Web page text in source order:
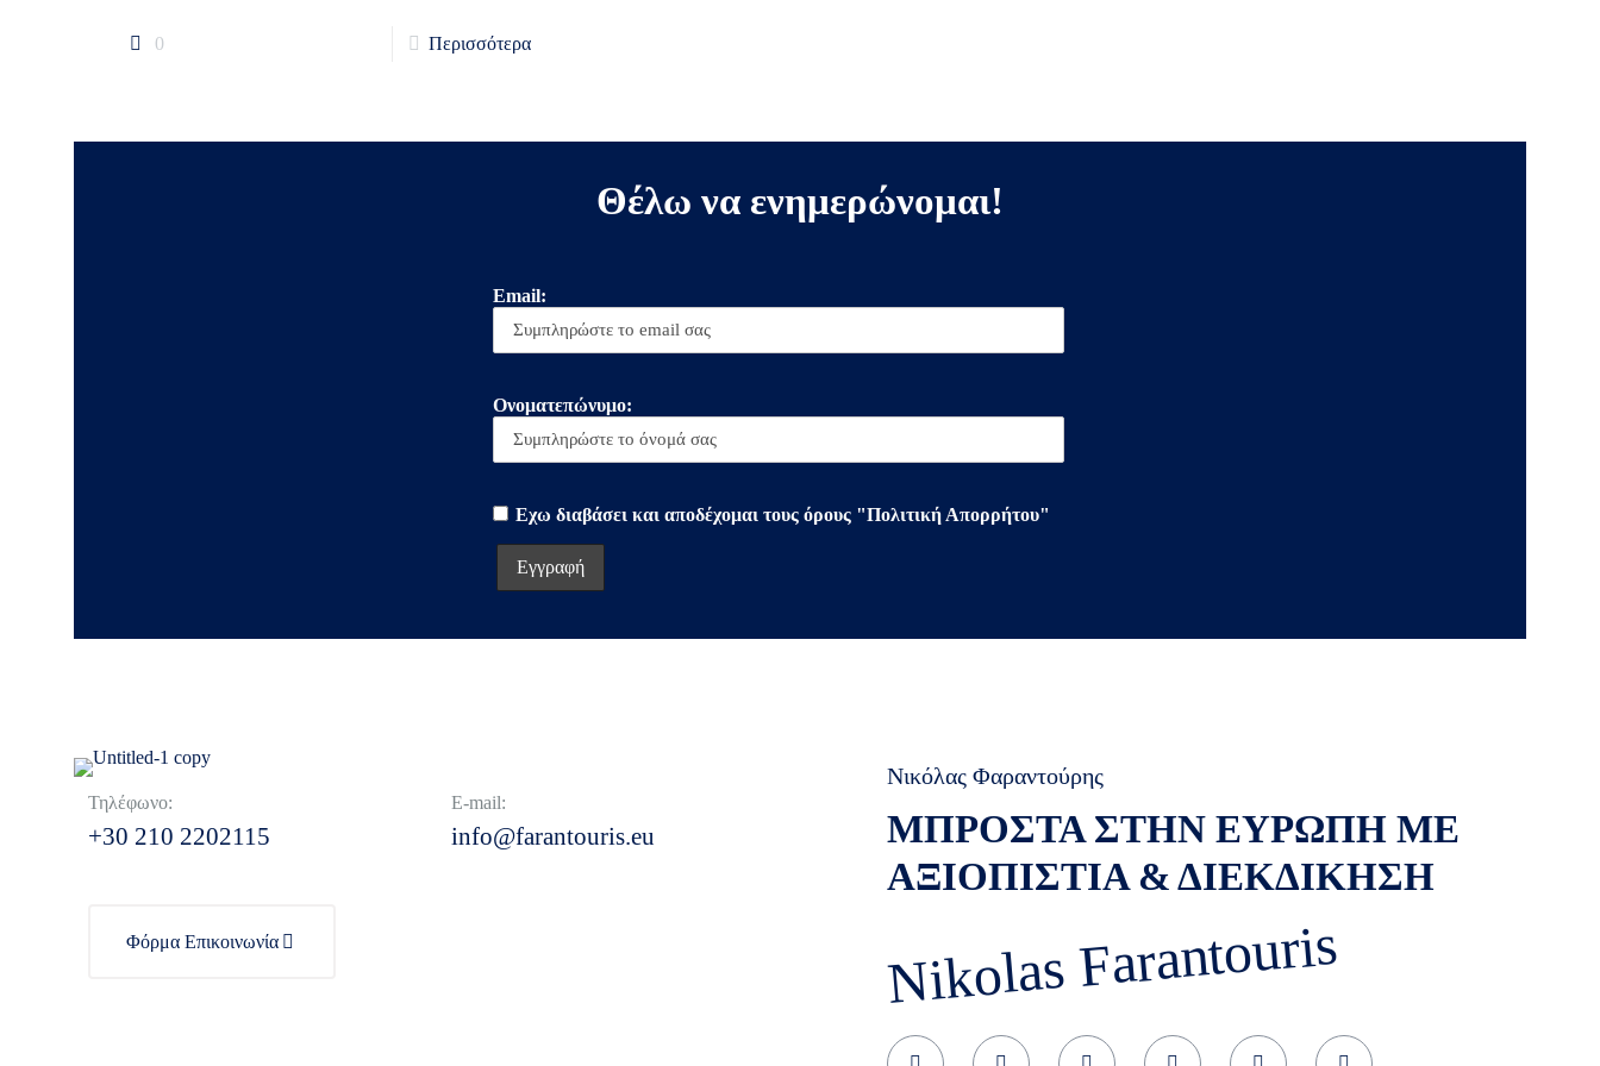
0 Περισσότερα
Θέλω να ενημερώνομαι!
Email:
Ονοματεπώνυμο:
Εχω διαβάσει και αποδέχομαι τους όρους "Πολιτική Απορρήτου"
Τηλέφωνο:
+30 210 2202115
E-mail:
info@farantouris.eu
Φόρμα Επικοινωνία
Νικόλας Φαραντούρης
ΜΠΡΟΣΤΑ ΣΤΗΝ ΕΥΡΩΠΗ ΜΕ
ΑΞΙΟΠΙΣΤΙΑ & ΔΙΕΚΔΙΚΗΣΗ
Nikolas Farantouris